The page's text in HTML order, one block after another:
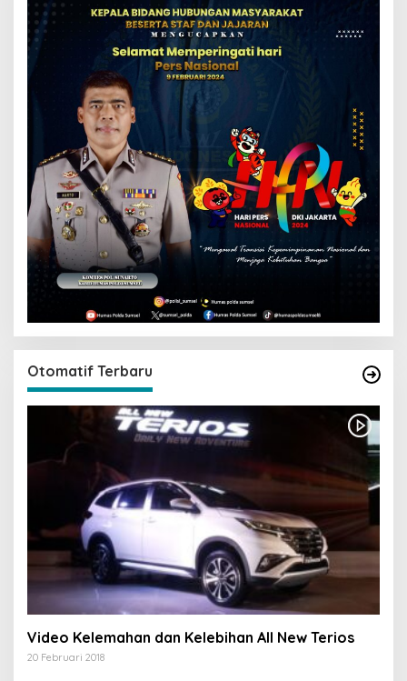
Otomatif Terbaru
Video Kelemahan dan Kelebihan All New Terios
20 Februari 2018